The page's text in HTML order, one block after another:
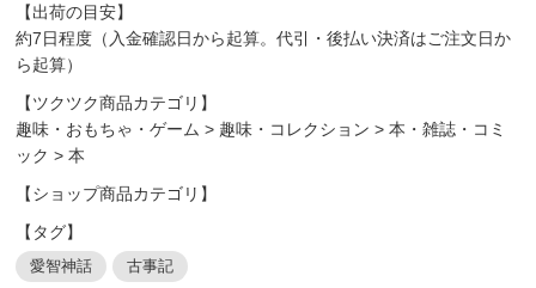
【出荷の目安】
約7日程度（入金確認日から起算。代引・後払い決済はご注文日か
ら起算）
【ツクツク商品カテゴリ】
趣味・おもちゃ・ゲーム > 趣味・コレクション >本・雑誌・コミ
ック >本
【ショップ商品カテゴリ】
【タグ】
愛智神話 古事記